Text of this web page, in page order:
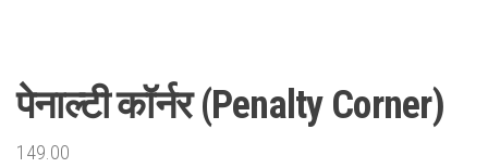
पेनाल्टी कॉर्नर (Penalty Corner)
149.00